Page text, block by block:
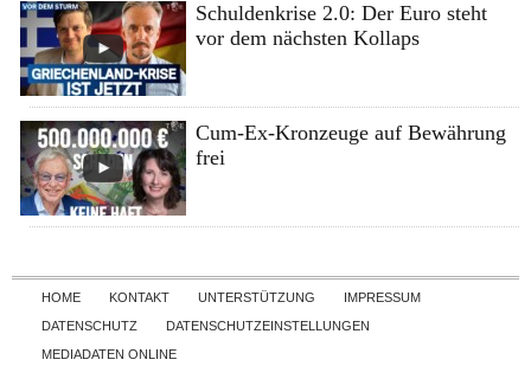
Schuldenkrise 2.0: Der Euro steht
vor dem nächsten Kollaps
Cum-Ex-Kronzeuge auf Bewährung
frei
Skip to content
HOME KONTAKT UNTERSTÜTZUNG
IMPRESSUM
DATENSCHUTZ
DATENSCHUTZEINSTELLUNGEN
MEDIADATEN ONLINE